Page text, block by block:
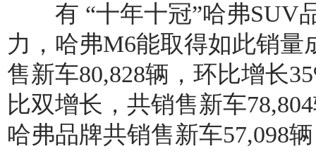
有 “十年十冠”哈弗SUV
力，哈弗M6能取得如此销
售新车80,828辆，环比增长
比双增长，共销售新车
哈弗品牌共销售新车57,098